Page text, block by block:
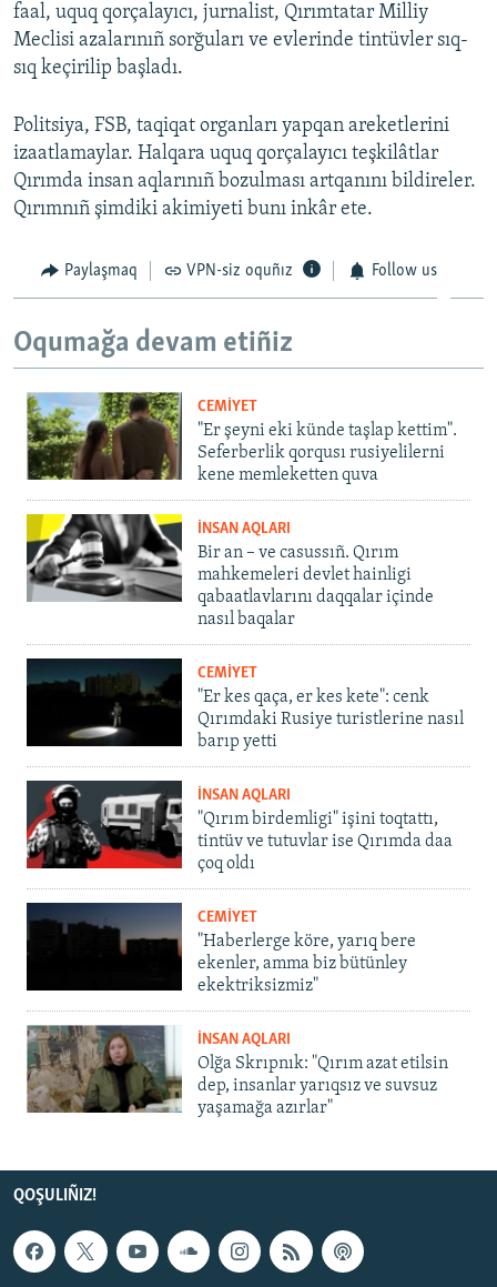
faal, uquq qorçalayıcı, jurnalist, Qırımtatar Milliy
Meclisi azalarınıñ sorğuları ve evlerinde tintüvler sıq-
sıq keçirilip başladı.
Politsiya, FSB, taqiqat organları yapqan areketlerini
izaatlamaylar. Halqara uquq qorçalayıcı teşkilâtlar
Qırımda insan aqlarınıñ bozulması artqanını bildireler.
Qırımnıñ şimdiki akimiyeti bunı inkâr ete.
Paylaşmaq VPN-siz oquñız Follow us
Oqumağa devam etiñiz
CEMİYET
"Er şeyni eki künde taşlap kettim".
Seferberlik qorqusı rusiyelilerni
kene memleketten quva
İNSAN AQLARI
Bir an – ve casussıñ. Qırım
mahkemeleri devlet hainligi
qabaatlavlarını daqqalar içinde
nasıl baqalar
CEMİYET
"Er kes qaça, er kes kete": cenk
Qırımdaki Rusiye turistlerine nasıl
barıp yetti
İNSAN AQLARI
"Qırım birdemligi" işini toqtattı,
tintüv ve tutuvlar ise Qırımda daa
çoq oldı
CEMİYET
"Haberlerge köre, yarıq bere
ekenler, amma biz bütünley
ekektriksizmiz"
İNSAN AQLARI
Olğa Skrıpnık: "Qırım azat etilsin
dep, insanlar yarıqsız ve suvsuz
yaşamağa azırlar"
QOŞULIÑIZ!